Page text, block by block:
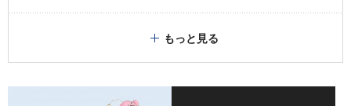
もっと見る